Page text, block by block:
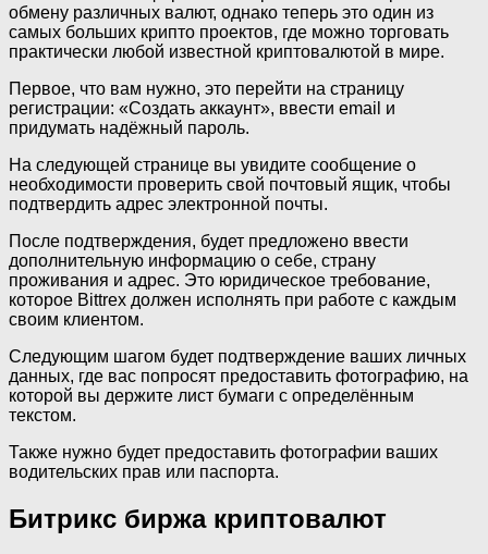
обмену различных валют, однако теперь это один из
самых больших крипто проектов, где можно торговать
практически любой известной криптовалютой в мире.
Первое, что вам нужно, это перейти на страницу
регистрации: «Создать аккаунт», ввести email и
придумать надёжный пароль.
На следующей странице вы увидите сообщение о
необходимости проверить свой почтовый ящик, чтобы
подтвердить адрес электронной почты.
После подтверждения, будет предложено ввести
дополнительную информацию о себе, страну
проживания и адрес. Это юридическое требование,
которое Bittrex должен исполнять при работе с каждым
своим клиентом.
Следующим шагом будет подтверждение ваших личных
данных, где вас попросят предоставить фотографию, на
которой вы держите лист бумаги с определённым
текстом.
Также нужно будет предоставить фотографии ваших
водительских прав или паспорта.
Битрикс биржа криптовалют